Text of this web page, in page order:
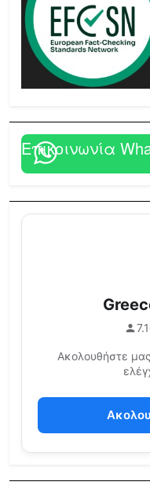
Επικοινωνία
Ακολουθήστε